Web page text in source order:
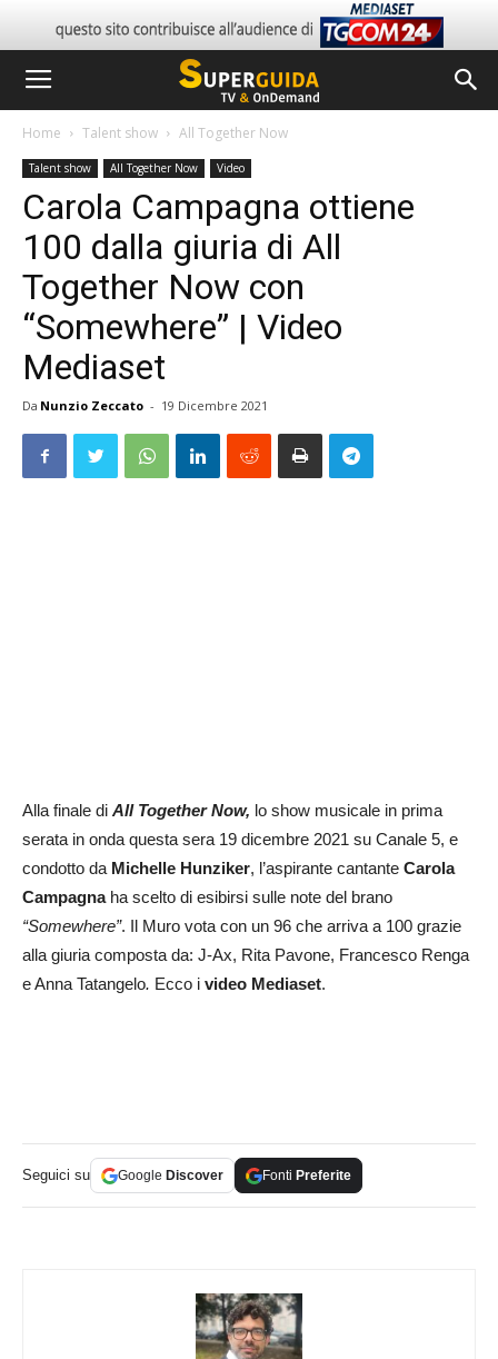
Home Talent show All Together Now
Talent show All Together Now Video
Carola Campagna ottiene
100 dalla giuria di All
Together Now con
“Somewhere” | Video
Mediaset
Da Nunzio Zeccato - 19 Dicembre 2021
Alla finale di All Together Now, lo show musicale in prima
serata in onda questa sera 19 dicembre 2021 su Canale 5, e
condotto da Michelle Hunziker, l’aspirante cantante Carola
Campagna ha scelto di esibirsi sulle note del brano
“Somewhere”.
Il Muro vota con un 96 che arriva a 100 grazie
alla giuria composta da: J-Ax, Rita Pavone, Francesco Renga
e Anna Tatangelo. Ecco i video Mediaset.
Seguici su Google Discover Fonti Preferite